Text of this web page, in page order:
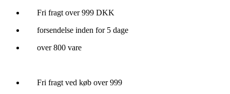
Videre
indhold
Fri fragt over 999 DKK
forsendelse inden for 5 dage
over 800 vare
Fri fragt ved køb over 999